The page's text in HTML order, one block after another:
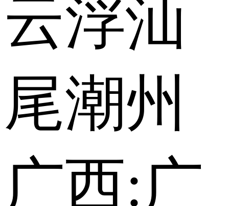
云浮汕
尾潮州
广西:广